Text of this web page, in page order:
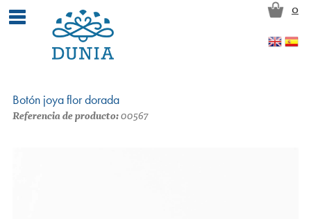
Pasar al contenido principal 0
Botón joya flor dorada
Referencia de producto:00567